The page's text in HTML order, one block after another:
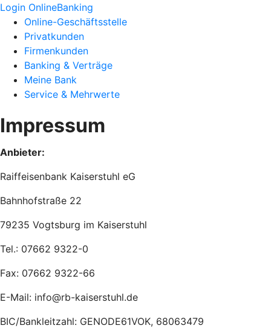
Login OnlineBanking
Online-Geschäftsstelle
Privatkunden
Firmenkunden
Banking & Verträge
Meine Bank
Service & Mehrwerte
Impressum
Anbieter:
Raiffeisenbank Kaiserstuhl eG
Bahnhofstraße 22
79235 Vogtsburg im Kaiserstuhl
Tel.: 07662 9322-0
Fax: 07662 9322-66
E-Mail: info@rb-kaiserstuhl.de
BIC/Bankleitzahl: GENODE61VOK, 68063479